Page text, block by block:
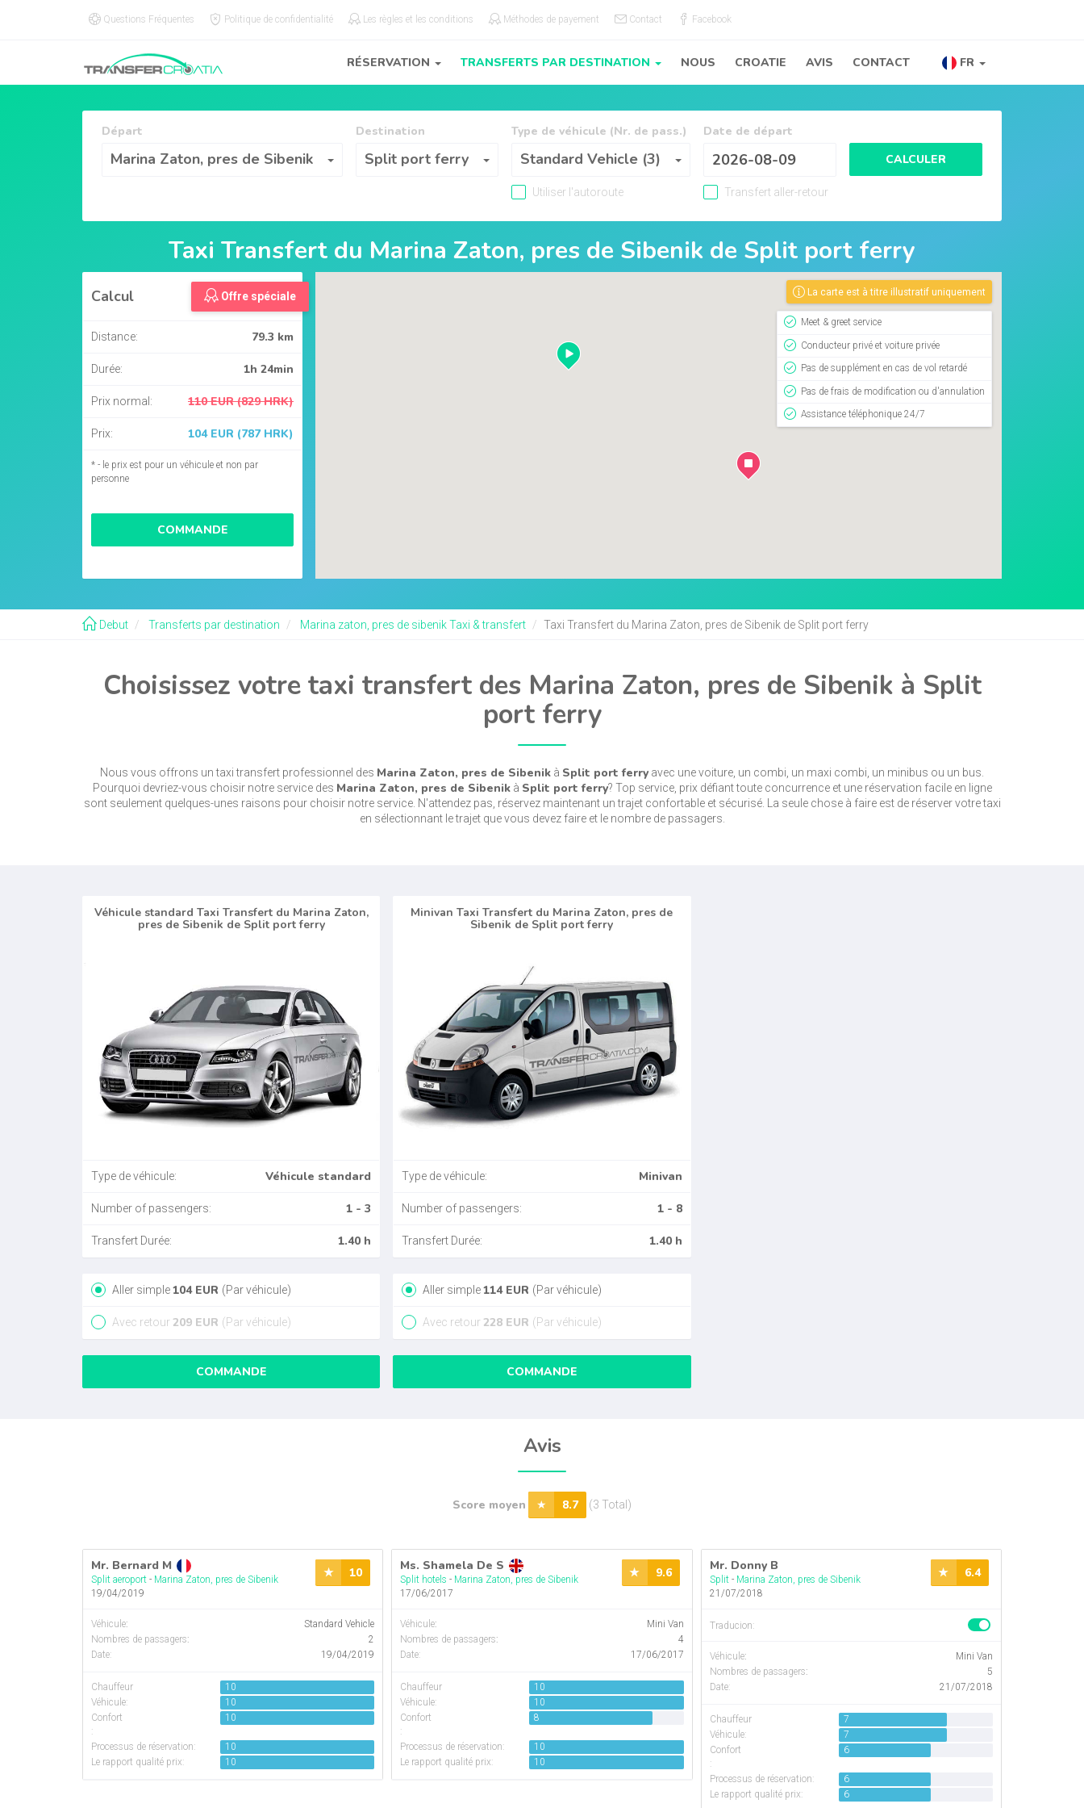
Questions Fréquentes Politique de confidentialité Les règles et les conditions Méthodes de payement Contact Facebook
FR
RÉSERVATION TRANSFERTS PAR DESTINATION NOUS CROATIE AVIS CONTACT
Départ
Marina Zaton, pres de Sibenik
Départ
Destination
Split port ferry
Destination
Type de véhicule (Nr. de pass.)
Standard Vehicle (3)
Type de véhicule (Nr. de pass.)
Utiliser l'autoroute
Date de départ
Transfert aller-retour
CALCULER
Taxi Transfert du Marina Zaton, pres de Sibenik de Split port ferry
Offre spéciale
Calcul
Distance: 79.3 km
Durée: 1h 24min
Prix normal: 110 EUR (829 HRK)
Prix: 104 EUR (787 HRK)
* - le prix est pour un véhicule et non par
personne
COMMANDE
La carte est à titre illustratif uniquement
Meet & greet service
Conducteur privé et voiture privée
Pas de supplément en cas de vol retardé
Pas de frais de modification ou d'annulation
Assistance téléphonique 24/7
Debut Transferts par destination Marina zaton, pres de sibenik Taxi & transfert Taxi Transfert du Marina Zaton, pres de Sibenik de Split port ferry
Choisissez votre taxi transfert des Marina Zaton, pres de Sibenik à Split
port ferry
Nous vous offrons un taxi transfert professionnel des Marina Zaton, pres de Sibenik à Split port ferry avec une voiture, un combi, un maxi combi, un minibus ou un bus.
Pourquoi devriez-vous choisir notre service des Marina Zaton, pres de Sibenikà Split port ferry? Top service, prix défiant toute concurrence et une réservation facile en ligne
sont seulement quelques-unes raisons pour choisir notre service. N'attendez pas, réservez maintenant un trajet confortable et sécurisé. La seule chose à faire est de réserver votre taxi
en sélectionnant le trajet que vous devez faire et le nombre de passagers.
Véhicule standard Taxi Transfert du Marina Zaton,
pres de Sibenik de Split port ferry
Type de véhicule: Véhicule standard
Number of passengers: 1 - 3
Transfert Durée: 1.40 h
Aller simple104EUR (Par véhicule)
Avec retour 209 EUR (Par véhicule)
COMMANDE
Minivan Taxi Transfert du Marina Zaton, pres de
Sibenik de Split port ferry
Type de véhicule: Minivan
Number of passengers: 1 - 8
Transfert Durée: 1.40 h
Aller simple114EUR (Par véhicule)
Avec retour 228 EUR (Par véhicule)
COMMANDE
Avis
Score moyen 8.7 (3 Total)
Mr. Bernard M
Split aeroport - Marina Zaton, pres de Sibenik
19/04/2019
Véhicule:
Standard Vehicle
Nombres de passagers:
2
Date:
19/04/2019
Chauffeur
10
Véhicule:
10
Confort
:
10
Processus de réservation:
10
Le rapport qualité prix:
10
10 Ms. Shamela De S
Split hotels - Marina Zaton, pres de Sibenik
17/06/2017
Véhicule:
Mini Van
Nombres de passagers:
4
Date:
17/06/2017
Chauffeur
10
Véhicule:
10
Confort
:
8
Processus de réservation:
10
Le rapport qualité prix:
10
9.6 Mr. Donny B
Split- Marina Zaton, pres de Sibenik
21/07/2018
Traducion:
Véhicule:
Mini Van
Nombres de passagers:
5
Date:
21/07/2018
Chauffeur
7
Véhicule:
7
Confort
:
6
Processus de réservation:
6
Le rapport qualité prix:
6
6.4